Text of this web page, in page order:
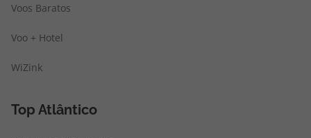
Voos Baratos
Voo + Hotel
WiZink
Top Atlântico